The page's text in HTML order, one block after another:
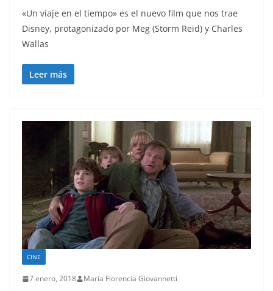
«Un viaje en el tiempo» es el nuevo film que nos trae
Disney, protagonizado por Meg (Storm Reid) y Charles
Wallas
Leer más
CINE
7 enero, 2018 María Florencia Giovannetti